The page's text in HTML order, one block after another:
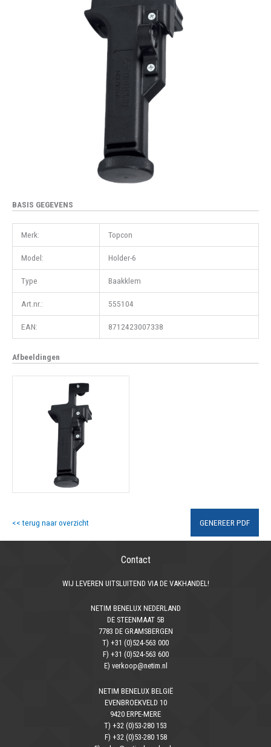
BASIS GEGEVENS
Merk: Topcon
Model: Holder-6
Type Baakklem
Art.nr.: 555104
EAN: 8712423007338
Afbeeldingen
<< terug naar overzicht GENEREER PDF
Contact
WIJ LEVEREN UITSLUITEND VIA DE VAKHANDEL!
NETIM BENELUX NEDERLAND
DE STEENMAAT 5B
7783 DE GRAMSBERGEN
T) +31 (0)524-563 000
F) +31 (0)524-563 600
E) verkoop@netim.nl
NETIM BENELUX BELGIË
EVENBROEKVELD 10
9420 ERPE-MERE
T) +32 (0)53-280 153
F) +32 (0)53-280 158